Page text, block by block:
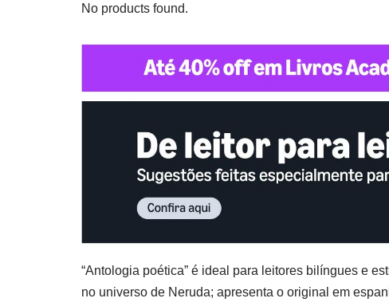
No products found.
“Antologia poética” é ideal para leitores bilíngues e
no universo de Neruda; apresenta o original em